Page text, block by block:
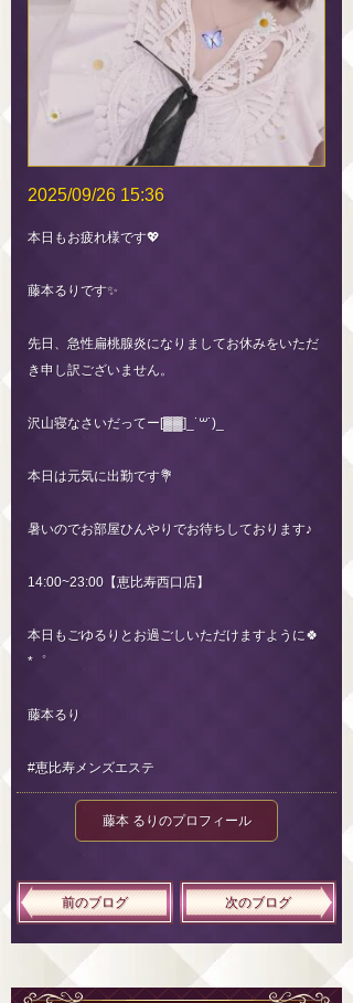
2025/09/26 15:36
本日もお疲れ様です💖
藤本るりです✨️
先日、急性扁桃腺炎になりましてお休みをいただ
き申し訳ございません。
沢山寝なさいだってー[▓▓]_˙꒳˙)_
本日は元気に出勤です💐
暑いのでお部屋ひんやりでお待ちしております♪
14:00~23:00【恵比寿西口店】
本日もごゆるりとお過ごしいただけますように🍀
*゜
藤本るり
#恵比寿メンズエステ
藤本 るりのプロフィール
前のブログ 次のブログ